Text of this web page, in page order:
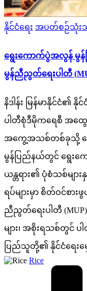
Posted
in
နိုင်ငံရေး အပတ်စဉ်သုံးသ
ရွေးကောက်ပွဲအလွန် မွန်
မွန်ညီညွတ်ရေးပါတီ
နိဒါန်း မြန်မာနိုင်ငံ၏
ပါတီစုံဒီမိုကရေစီ အထွ
အကွေ့အသစ်တစ်ခုသို့ ရ
မွန်ပြည်နယ်တွင် ရွေးကေ
ယန္တရား၏ ပုံစံသစ်မျာ
ရပ်များမှာ စိတ်ဝင်စ
ညီညွတ်ရေးပါတီ
များ၊ အစိုးရသစ်တွင်
ပြည်သူတို့၏ နိုင်ငံရေးမ
Posted Rice